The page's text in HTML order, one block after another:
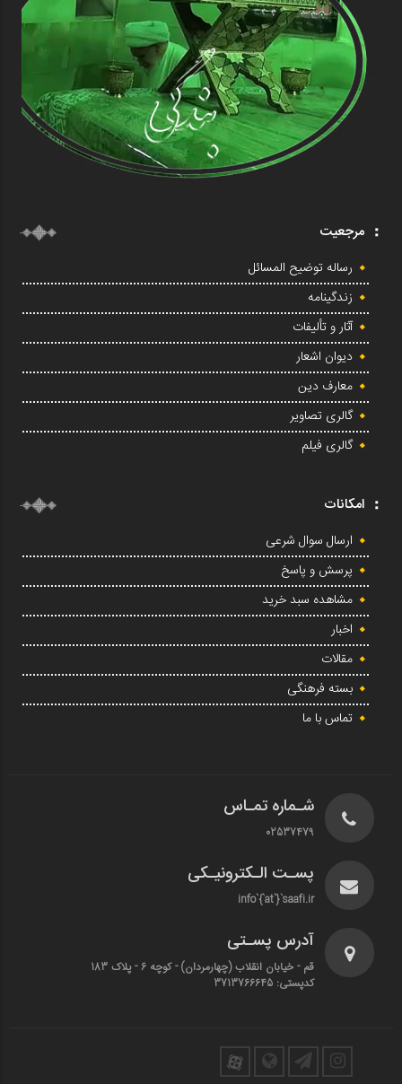
مرجعیت
رساله توضیح المسائل
زندگینامه
آثار و تألیفات
دیوان اشعار
معارف دین
گالری تصاویر
گالری فیلم
امکانات
ارسال سوال شرعی
پرسش و پاسخ
مشاهده سبد خرید
اخبار
مقالات
بسته فرهنگی
تماس با ما
شـماره تمـاس
02537479
پسـت الـکترونیـکی
info`{`at`}`saafi.ir
آدرس پسـتی
قم - خیابان انقلاب (چهارمردان)‌ - کوچه 6 - پلاک 183
کدپستی: 3713766645